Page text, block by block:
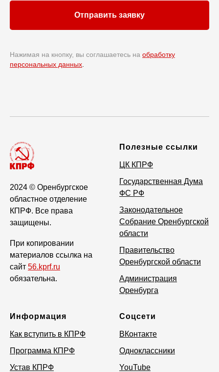
Отправить заявку
Нажимая на кнопку, вы соглашаетесь на обработку
персональных данных
2024 © Оренбургское
областное отделение
КПРФ. Все права
защищены.
При копировании
материалов ссылка на
сайт 56.kprf.ru
обязательна.
Полезные ссылки
ЦК КПРФ
Государственная Дума
ФС РФ
Законодательное
Собрание Оренбургской
области
Правительство
Оренбургской области
Администрация
Оренбурга
Информация
Как вступить в КПРФ
Программа КПРФ
Устав КПРФ
Соцсети
ВКонтакте
Одноклассники
YouTube